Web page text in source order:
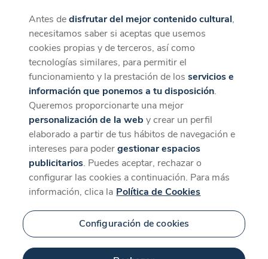
CaixaForum+
La mejor experiencia desde la App
Descargar
Antes dedisfrutar del mejor contenido cultural,
necesitamos saber si aceptas que usemos
cookies propias y de terceros, así como
tecnologías similares, para permitir el
funcionamiento y la prestación de losservicios e
información que ponemos a tu disposición.
Queremos proporcionarte una mejor
personalización de la web y crear un perfil
elaborado a partir de tus hábitos de navegación e
intereses para podergestionar espacios
publicitarios. Puedes aceptar, rechazar o
configurar las cookies a continuación. Para más
información, clica la Política de Cookies
Configuración de cookies